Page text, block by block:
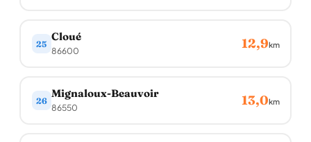
25
Cloué
86600 12,9km
26
Mignaloux-Beauvoir
86550 13,0km